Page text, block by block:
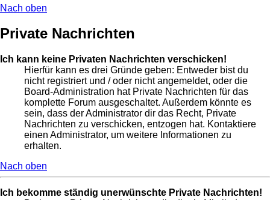
Nach oben
Private Nachrichten
Ich kann keine Privaten Nachrichten verschicken!
Hierfür kann es drei Gründe geben: Entweder bist du
nicht registriert und / oder nicht angemeldet, oder die
Board-Administration hat Private Nachrichten für das
komplette Forum ausgeschaltet. Außerdem könnte es
sein, dass der Administrator dir das Recht, Private
Nachrichten zu verschicken, entzogen hat. Kontaktiere
einen Administrator, um weitere Informationen zu
erhalten.
Nach oben
Ich bekomme ständig unerwünschte Private Nachrichten!